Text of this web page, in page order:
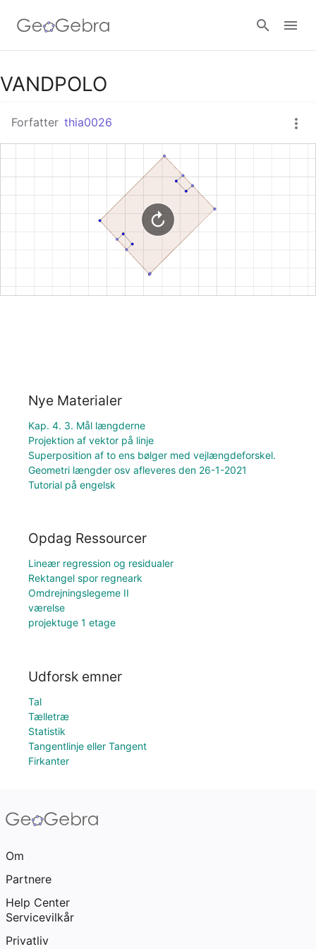
Google Classroom
GeoGebra Classroom
Log ind
VANDPOLO
Forfatter thia0026
Nye Materialer
Kap. 4. 3. Mål længderne
Projektion af vektor på linje
Superposition af to ens bølger med vejlængdeforskel.
Geometri længder osv afleveres den 26-1-2021
Tutorial på engelsk
Opdag Ressourcer
Lineær regression og residualer
Rektangel spor regneark
Omdrejningslegeme II
værelse
projektuge 1 etage
Udforsk emner
Tal
Tælletræ
Statistik
Tangentlinje eller Tangent
Firkanter
Om
Partnere
Help Center
Servicevilkår
Privatliv